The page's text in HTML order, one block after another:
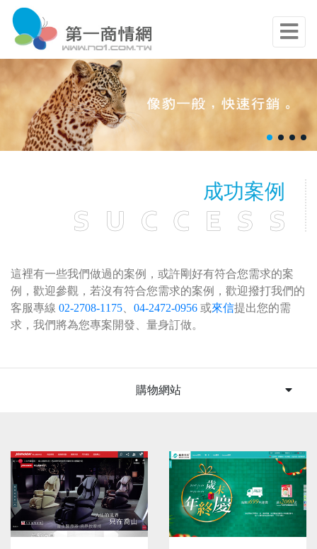
成功案例
這裡有一些我們做過的案例，或許剛好有符合您需求的案
例，歡迎參觀，若沒有符合您需求的案例，歡迎撥打我們的
客服專線 02-2708-1175 04-2472-0956 或來信提出您的需
求，我們將為您專案開發、量身訂做。
購物網站